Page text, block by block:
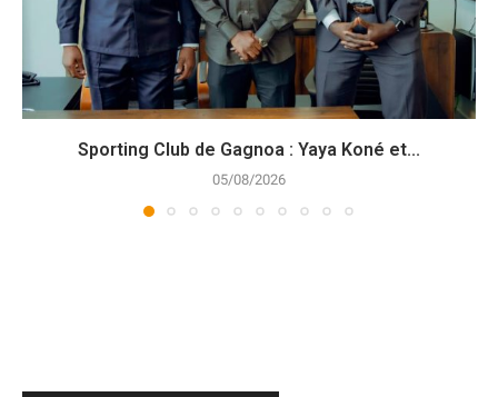
Sporting Club de Gagnoa : Yaya Koné et...
05/08/2026